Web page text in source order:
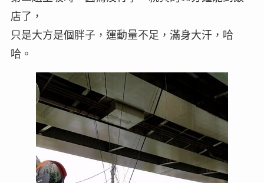
店了，
只是大方是個胖子，運動量不足，滿身大汗，哈
哈。